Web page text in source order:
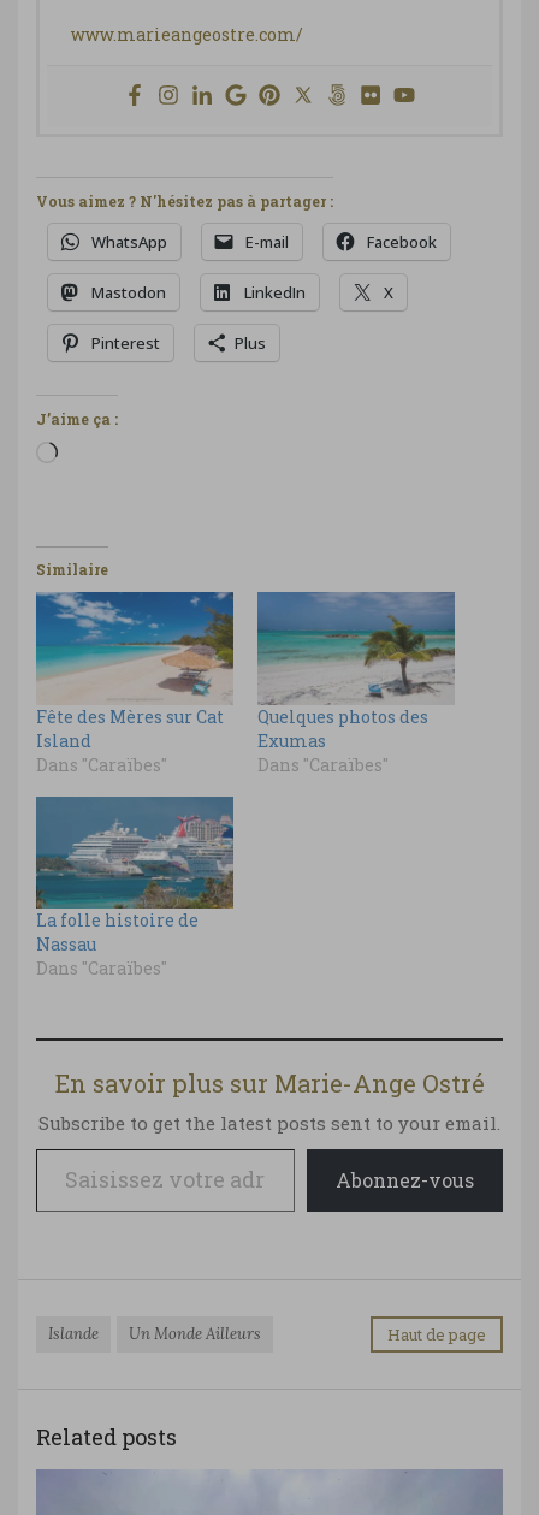
www.marieangeostre.com/
Vous aimez ? N'hésitez pas à partager :
WhatsApp E-mail Facebook
Mastodon LinkedIn X
Pinterest Plus
J’aime ça :
Chargement…
Similaire
Fête des Mères sur Cat
Island
Dans "Caraïbes"
Quelques photos des
Exumas
Dans "Caraïbes"
La folle histoire de
Nassau
Dans "Caraïbes"
En savoir plus sur Marie-Ange Ostré
Subscribe to get the latest posts sent to your email.
Saisissez votre adresse e-mail…
Abonnez-vous
Islande Un Monde Ailleurs Haut de page
Related posts